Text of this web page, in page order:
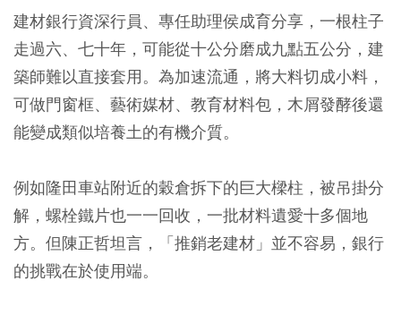
建材銀行資深行員、專任助理侯成育分享，一根柱子
走過六、七十年，可能從十公分磨成九點五公分，建
築師難以直接套用。為加速流通，將大料切成小料，
可做門窗框、藝術媒材、教育材料包，木屑發酵後還
能變成類似培養土的有機介質。
例如隆田車站附近的穀倉拆下的巨大樑柱，被吊掛分
解，螺栓鐵片也一一回收，一批材料遺愛十多個地
方。但陳正哲坦言，「推銷老建材」並不容易，銀行
的挑戰在於使用端。